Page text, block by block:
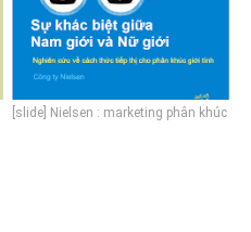
[slide] Nielsen : marketing phân khúc